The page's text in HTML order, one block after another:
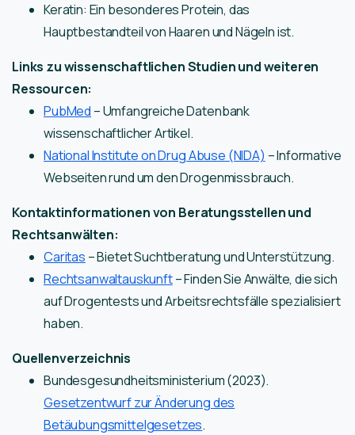
Keratin: Ein besonderes Protein, das
Hauptbestandteil von Haaren und Nägeln ist.
Links zu wissenschaftlichen Studien und weiteren
Ressourcen:
PubMed – Umfangreiche Datenbank
wissenschaftlicher Artikel.
National Institute on Drug Abuse (NIDA) – Informative
Webseiten rund um den Drogenmissbrauch.
Kontaktinformationen von Beratungsstellen und
Rechtsanwälten:
Caritas – Bietet Suchtberatung und Unterstützung.
Rechtsanwaltauskunft– Finden Sie Anwälte, die sich
auf Drogentests und Arbeitsrechtsfälle spezialisiert
haben.
Quellenverzeichnis
Bundesgesundheitsministerium (2023).
Gesetzentwurf zur Änderung des
Betäubungsmittelgesetzes.